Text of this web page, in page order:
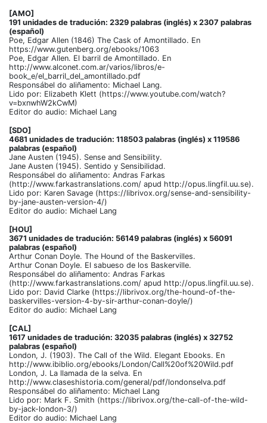
[AMO]
191 unidades de tradución: 2329 palabras (inglés) x 2307 palabras
(español)
Poe, Edgar Allen (1846) The Cask of Amontillado. En
https://www.gutenberg.org/ebooks/1063
Poe, Edgar Allen. El barril de Amontillado. En
http://www.alconet.com.ar/varios/libros/e-
book_e/el_barril_del_amontillado.pdf
Responsábel do aliñamento: Michael Lang.
Lido por: Elizabeth Klett (https://www.youtube.com/watch?
v=bxnwhW2kCwM)
Editor do audio: Michael Lang
[SDO]
4681 unidades de tradución: 118503 palabras (inglés) x 119586
palabras (español)
Jane Austen (1945). Sense and Sensibility.
Jane Austen (1945). Sentido y Sensibilidad.
Responsábel do aliñamento: Andras Farkas
(http://www.farkastranslations.com/ apud http://opus.lingfil.uu.se).
Lido por: Karen Savage (https://librivox.org/sense-and-sensibility-
by-jane-austen-version-4/)
Editor do audio: Michael Lang
[HOU]
3671 unidades de tradución: 56149 palabras (inglés) x 56091
palabras (español)
Arthur Conan Doyle. The Hound of the Baskervilles.
Arthur Conan Doyle. El sabueso de los Baskerville.
Responsábel do aliñamento: Andras Farkas
(http://www.farkastranslations.com/ apud http://opus.lingfil.uu.se).
Lido por: David Clarke (https://librivox.org/the-hound-of-the-
baskervilles-version-4-by-sir-arthur-conan-doyle/)
Editor do audio: Michael Lang
[CAL]
1617 unidades de tradución: 32035 palabras (inglés) x 32752
palabras (español)
London, J. (1903). The Call of the Wild. Elegant Ebooks. En
http://www.ibiblio.org/ebooks/London/Call%20of%20Wild.pdf
London, J. La llamada de la selva. En
http://www.claseshistoria.com/general/pdf/londonselva.pdf
Responsábel do aliñamento: Michael Lang
Lido por: Mark F. Smith (https://librivox.org/the-call-of-the-wild-
by-jack-london-3/)
Editor do audio: Michael Lang